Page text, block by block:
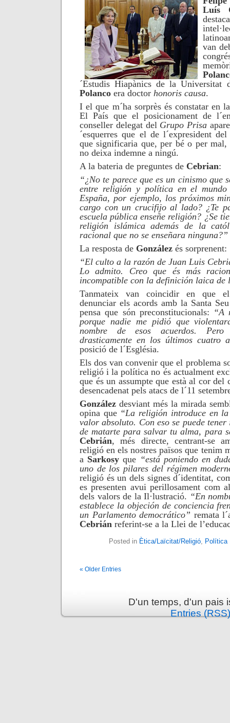
Luís
van
´Estudis Hiapànics de la
Polanco era doctor honoris causa.
I el que m´ha sorprès és constatar en
El País que el posicionament de
conseller delegat del Grupo Prisa
´esquerres que el de l´expresident
que significaria que, per bé o per mal,
no deixa indemne a ningú.
A la bateria de preguntes de Cebrian:
“¿No te parece que es un cinismo que
entre religión y política en el mundo
España, por ejemplo, los próximos
cargo con un crucifijo al lado? ¿Te
escuela pública enseñe religión? ¿Se
religión islámica además de la
racional que no se enseñara ninguna?”
La resposta de González és sorprenent:
“El culto a la razón de Juan Luis
Lo admito. Creo que és más
incompatible con la definición laica de
Tanmateix van coincidir en que
denunciar els acords amb la Santa
pensa que són preconstitucionals: “A
porque nadie me pidió que
nombre de esos acuerdos.
drasticamente en los últimos cuatro
posició de l´Església.
Els dos van convenir que el problema
religió i la política no és actualment
que és un assumpte que està al cor
desencadenat pels atacs de l´11
González desviant més la mirada
opina que “La religión introduce en
valor absoluto. Con eso se puede
de matarte para salvar tu alma, para
Cebrián, més directe, centrant-se
religió en els nostres països que tenim
a Sarkosy que “está poniendo en
uno de los pilares del régimen
religió és un dels signes d´identitat,
es presenten avui perillosament com
dels valors de la Il·lustració. “En
establece la objeción de conciencia
un Parlamento democrático” remata
Cebrián referint-se a la Llei de
Posted in Ètica/Laïcitat/Religió, Política
« Older Entries
D'un temps, d'un pais
Entries (RSS)